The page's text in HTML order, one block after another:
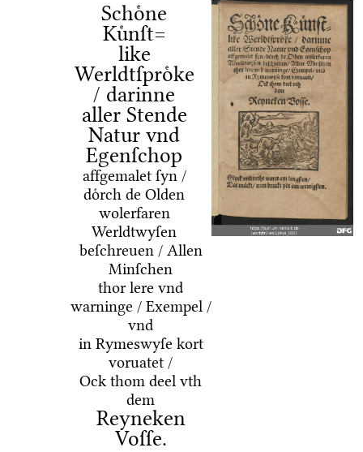
Schoͤne
Kuͤnſt=
like
Werldtſproͤke
/ darinne
aller Stende
Natur vnd
Egenſchop
affgemalet ſyn /
doͤrch de Olden
wolerfaren
Werldtwyſen
beſchreuen / Allen
Minſchen
thor lere vnd
warninge / Exempel /
vnd
in Rymeswyſe kort
voruatet /
Ock thom deel vth
dem
Reyneken
Voſſe.